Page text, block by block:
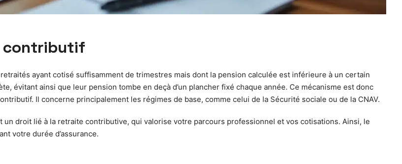
contributif
ayant cotisé suffisamment de trimestres mais dont la pension calculée est inférieure à un certain
évitant ainsi que leur pension tombe en deçà d’un plancher fixé chaque année. Ce mécanisme est donc
Il concerne principalement les régimes de base, comme celui de la Sécurité sociale ou de la CNAV.
un droit lié à la retraite contributive, qui valorise votre parcours professionnel et vos cotisations. Ainsi, le
votre durée d’assurance.